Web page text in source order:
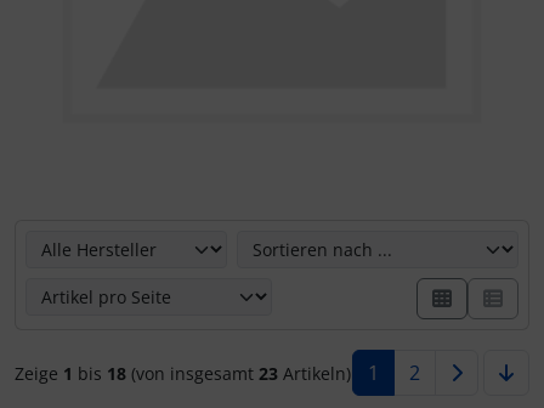
Zeige 1 bis 18 (von insgesamt23 Artikeln) 1 2